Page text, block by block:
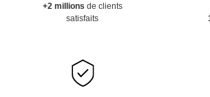
+2 millions de clients
satisfaits